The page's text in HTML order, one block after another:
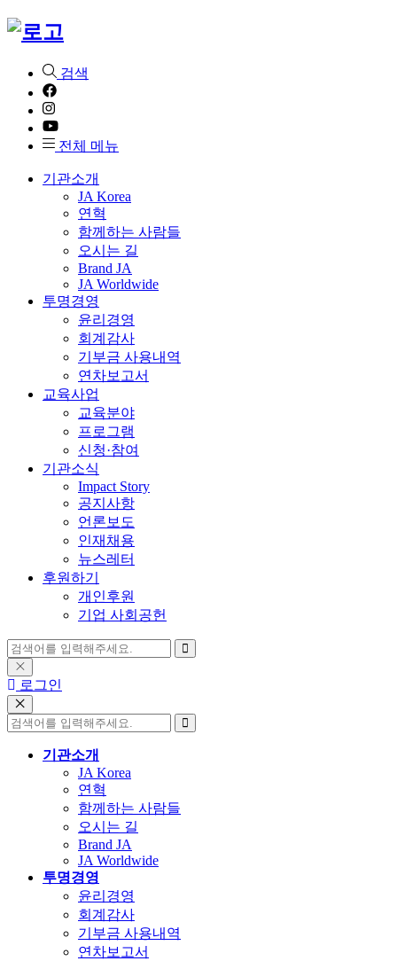
검색
전체 메뉴
기관소개
JA Korea
연혁
함께하는 사람들
오시는 길
Brand JA
JA Worldwide
투명경영
윤리경영
회계감사
기부금 사용내역
연차보고서
교육사업
교육분야
프로그램
신청·참여
기관소식
Impact Story
공지사항
언론보도
인재채용
뉴스레터
후원하기
개인후원
기업 사회공헌
로그인
기관소개
JA Korea
연혁
함께하는 사람들
오시는 길
Brand JA
JA Worldwide
투명경영
윤리경영
회계감사
기부금 사용내역
연차보고서